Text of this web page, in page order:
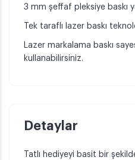
3 mm şeffaf pleksiye baskı
Tek taraflı lazer baskı
Lazer markalama baskı
kullanabilirsiniz.
Detaylar
Tatlı hediyeyi basit bir